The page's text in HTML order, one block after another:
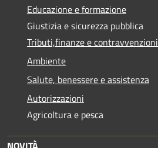
Educazione e formazione
Giustizia e sicurezza pubblica
Tributi,finanze e contravvenzioni
Ambiente
Salute, benessere e assistenza
Autorizzazioni
Agricoltura e pesca